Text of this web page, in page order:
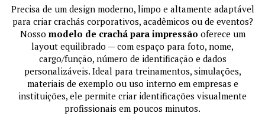
Precisa de um design moderno, limpo e altamente adaptável
para criar crachás corporativos, acadêmicos ou de eventos?
Nosso modelo de crachá para impressão oferece um
layout equilibrado — com espaço para foto, nome,
cargo/função, número de identificação e dados
personalizáveis. Ideal para treinamentos, simulações,
materiais de exemplo ou uso interno em empresas e
instituições, ele permite criar identificações visualmente
profissionais em poucos minutos.